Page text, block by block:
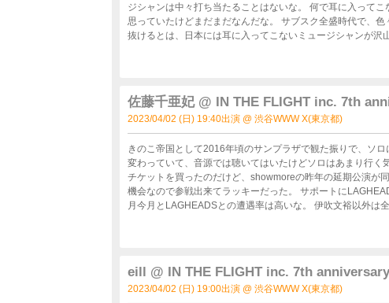
がら短めに紹介し、ゴスペルだけではなくJポップもルーツ
から、物凄くFurui Rihoという土壌は豊かなものになってい
たのは非常に良かった。 今年後半ひtourをするみたいなので、タイミングが合えばまた参戦してみたいね。 【会場BG
Like Her/Charlie Puth 13End of The Day/Rangga Jones &
roup 16Phot ID/ Remi Wolf & Dominic Fike
ジシャンは中々打ち当たることはないな。 何で耳に入って
思っていたけどまだまだなんだな。 サブスク全盛時代で、
抜けるとは、日本には耳に入ってこないミュージシャンが沢山いるのだろうな。 途中、ビ
佐藤千亜妃 @ IN THE FLIGHT inc. 7th
2023/04/02 (日) 19:40出演 @ 渋谷WWW X(東京都)
きのこ帝国として2016年頃のサンプラザで観た振りで、ソロになってから
変わっていて、音源では聴いてはいたけどソロはあまり行
チケットを買ったのだけど、showmoreの昨年の延期公演が同日に入ってし
機会なので参戦出来てラッキーだった。 サポートに
月今月とLAGHEADSとの遭遇率は高いな。 伊吹文裕以外は全て遭遇してしまった。 セ
ステージ袖の2階から先にステージが終わったえみそんが口
の決闘だなとw 次回はソロのライブに行かなくてはな。
eill @ IN THE FLIGHT inc. 7th
2023/04/02 (日) 19:00出演 @ 渋谷WWW X(東京都)